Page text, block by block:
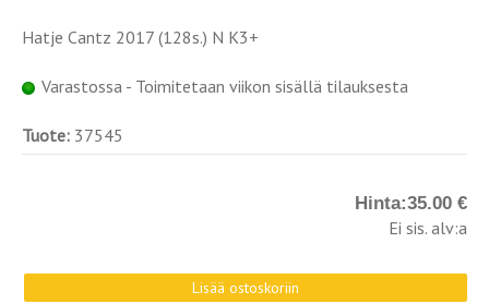
Hatje Cantz 2017 (128s.) N K3+
Varastossa - Toimitetaan viikon sisällä tilauksesta
Tuote: 37545
Hinta:35.00 €
Ei sis. alv:a